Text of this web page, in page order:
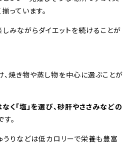
っています。
みながらダイエットを続けることが
焼き物や蒸し物を中心に選ぶことが
く「塩」を選び、砂肝やささみなどの
。
うりなどは低カロリーで栄養も豊富